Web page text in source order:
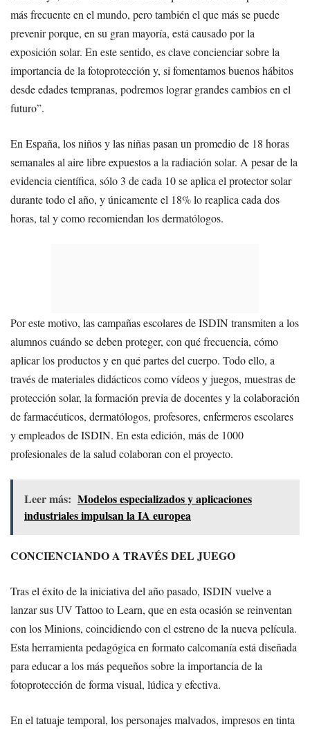
más frecuente en el mundo, pero también el que más se puede
prevenir porque, en su gran mayoría, está causado por la
exposición solar. En este sentido, es clave concienciar sobre la
importancia de la fotoprotección y, si fomentamos buenos hábitos
desde edades tempranas, podremos lograr grandes cambios en el
futuro”.
En España, los niños y las niñas pasan un promedio de 18 horas
semanales al aire libre expuestos a la radiación solar. A pesar de la
evidencia científica, sólo 3 de cada 10 se aplica el protector solar
durante todo el año, y únicamente el 18% lo reaplica cada dos
horas, tal y como recomiendan los dermatólogos.
Por este motivo, las campañas escolares de ISDIN transmiten a los
alumnos cuándo se deben proteger, con qué frecuencia, cómo
aplicar los productos y en qué partes del cuerpo. Todo ello, a
través de materiales didácticos como vídeos y juegos, muestras de
protección solar, la formación previa de docentes y la colaboración
de farmacéuticos, dermatólogos, profesores, enfermeros escolares
y empleados de ISDIN. En esta edición, más de 1000
profesionales de la salud colaboran con el proyecto.
Leer más: Modelos especializados y aplicaciones
industriales impulsan la IA europea
CONCIENCIANDO A TRAVÉS DEL JUEGO
Tras el éxito de la iniciativa del año pasado, ISDIN vuelve a
lanzar sus UV Tattoo to Learn, que en esta ocasión se reinventan
con los Minions, coincidiendo con el estreno de la nueva película.
Esta herramienta pedagógica en formato calcomanía está diseñada
para educar a los más pequeños sobre la importancia de la
fotoprotección de forma visual, lúdica y efectiva.
En el tatuaje temporal, los personajes malvados, impresos en tinta